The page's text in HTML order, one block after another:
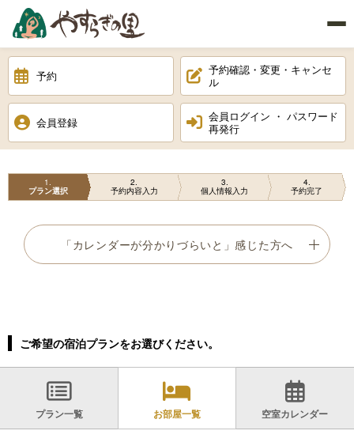
予約
予約確認・変更・キャンセ
ル
会員登録
会員ログイン ・ パスワード
再発行
1
プラン選択
2
予約内容入力
3
個人情報入力
4
予約完了
「カレンダーが分かりづらいと」感じた方へ
ご希望の宿泊プランをお選びください。
プラン一覧 お部屋一覧 空室カレンダー